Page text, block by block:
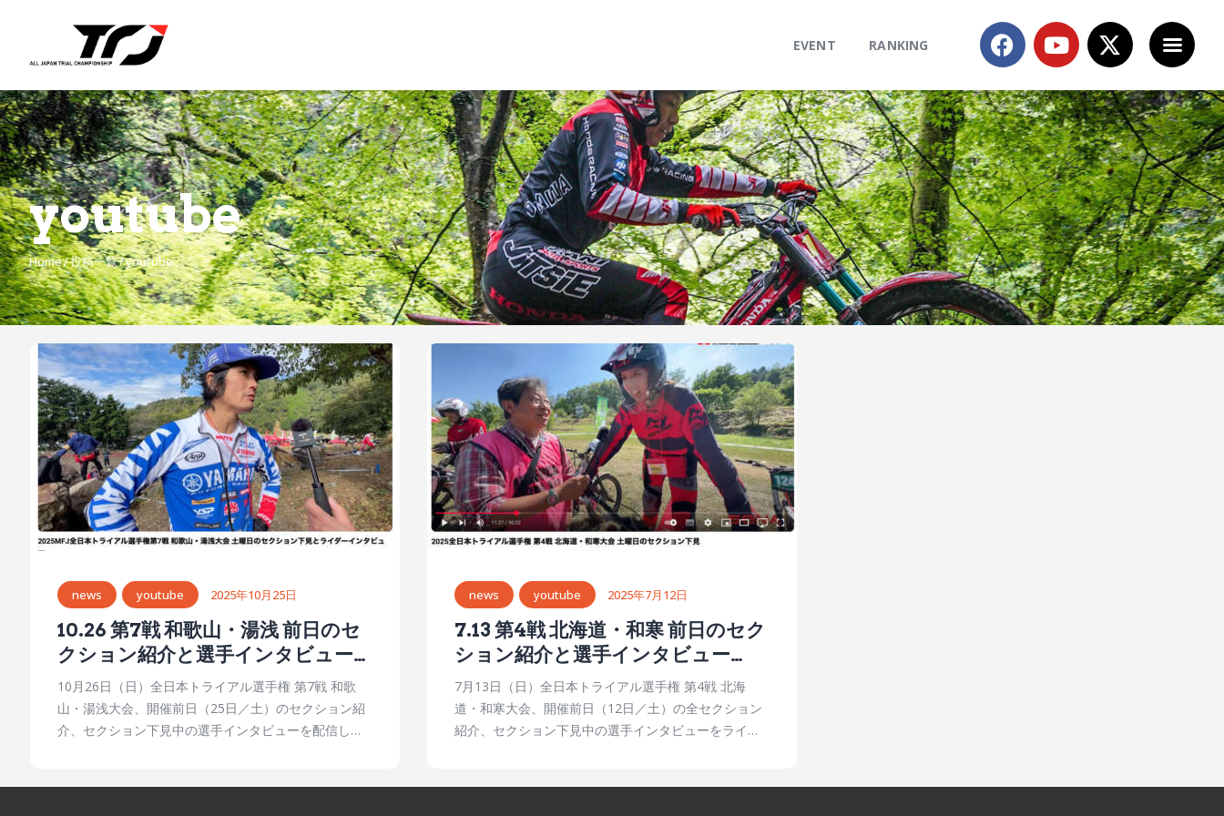
EVENT RANKING
youtube
Home 投稿一覧 youtube
MSP Motosports Promotion TOP
news youtube 2025年10月25日
10.26 第7戦 和歌山・湯浅 前日のセ
クション紹介と選手インタビュー
【MFJ公式youtubeチャンネル】
10月26日（日）全日本トライアル選手権 第7戦 和歌
山・湯浅大会、開催前日（25日／土）のセクション紹
介、セクション下見中の選手インタビューを配信しま
news youtube 2025年7月12日
7.13 第4戦 北海道・和寒 前日のセク
ション紹介と選手インタビュー
【MFJ公式youtubeチャンネル】
7月13日（日）全日本トライアル選手権 第4戦 北海
道・和寒大会、開催前日（12日／土）の全セクション
紹介、セクション下見中の選手インタビューをライブ